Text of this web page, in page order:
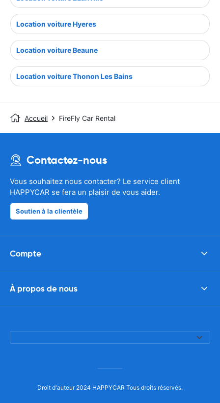
Location voiture Hyeres
Location voiture Beaune
Location voiture Thonon Les Bains
Accueil FireFly Car Rental
Contactez-nous
Vous souhaitez nous contacter? Le service client
HAPPYCAR se fera un plaisir de vous aider.
Soutien à la clientèle
Compte
À propos de nous
Droit d'auteur 2024 HAPPYCAR Tous droits réservés.